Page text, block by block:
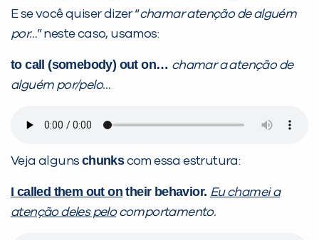
E se você quiser dizer “chamar atenção de alguém
por…” neste caso, usamos:
to call (somebody) out on… chamar a atenção de
alguém por/pelo…
Veja alguns chunkscom essa estrutura:
I called them out on their behavior. Eu chamei a
atenção deles pelocomportamento.